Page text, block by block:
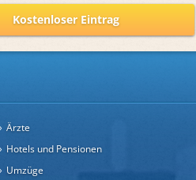
Kostenloser Eintrag
Ärzte
Hotels und Pensionen
Umzüge